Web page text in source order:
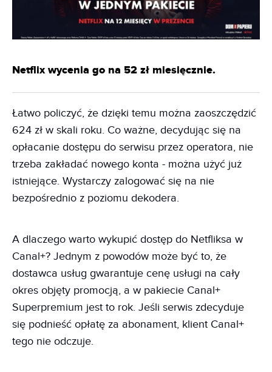
Netflix wycenia go na 52 zł miesięcznie.
Łatwo policzyć, że dzięki temu można zaoszczędzić
624 zł w skali roku. Co ważne, decydując się na
opłacanie dostępu do serwisu przez operatora, nie
trzeba zakładać nowego konta - można użyć już
istniejące. Wystarczy zalogować się na nie
bezpośrednio z poziomu dekodera.
A dlaczego warto wykupić dostęp do Netfliksa w
Canal+? Jednym z powodów może być to, że
dostawca usług gwarantuje cenę usługi na cały
okres objęty promocją, a w pakiecie Canal+
Superpremium jest to rok. Jeśli serwis zdecyduje
się podnieść opłatę za abonament, klient Canal+
tego nie odczuje.